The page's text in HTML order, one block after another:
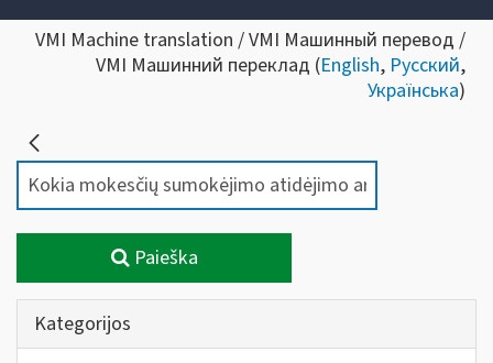
VMI Machine translation / VMI Машинный перевод /
VMI Машинний переклад (English, Русский,
Українська)
Paieška
Kategorijos